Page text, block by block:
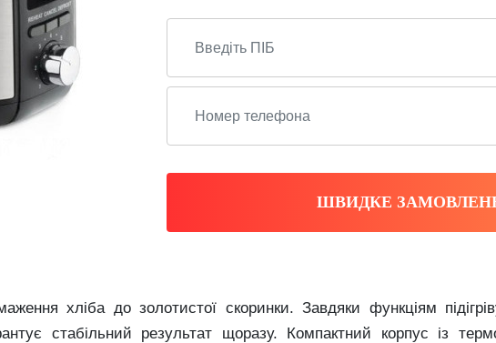
ШВИДКЕ
хліба до золотистої скоринки. Завдяки функціям
стабільний результат щоразу. Компактний корпус із